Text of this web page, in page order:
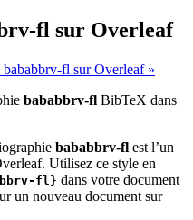
fl sur Overleaf
fl sur Overleaf »
bababbrv-fl BibTeX dans
bababbrv-fl est l’un
Utilisez ce style en
fl} dans votre document
un nouveau document sur